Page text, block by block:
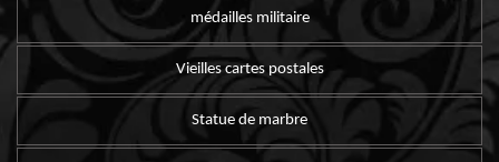
médailles militaire
Vieilles cartes postales
Statue de marbre